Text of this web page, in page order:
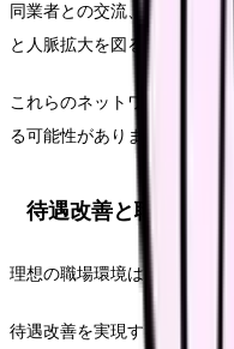
同業者との交流、学会や研
と人脈拡大を図ることができ
これらのネットワークは、
る可能性があります。
待遇改善と職場環境
理想の職場環境は、キャリア
待遇改善を実現するために